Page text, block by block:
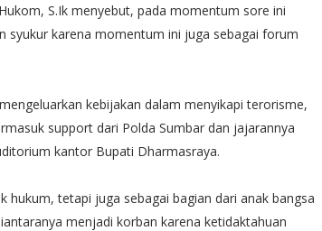
S.Ik menyebut, pada momentum sore ini
syukur karena momentum ini juga sebagai forum
kebijakan dalam menyikapi terorisme,
support dari Polda Sumbar dan jajarannya
kantor Bupati Dharmasraya.
hukum, tetapi juga sebagai bagian dari anak bangsa
menjadi korban karena ketidaktahuan